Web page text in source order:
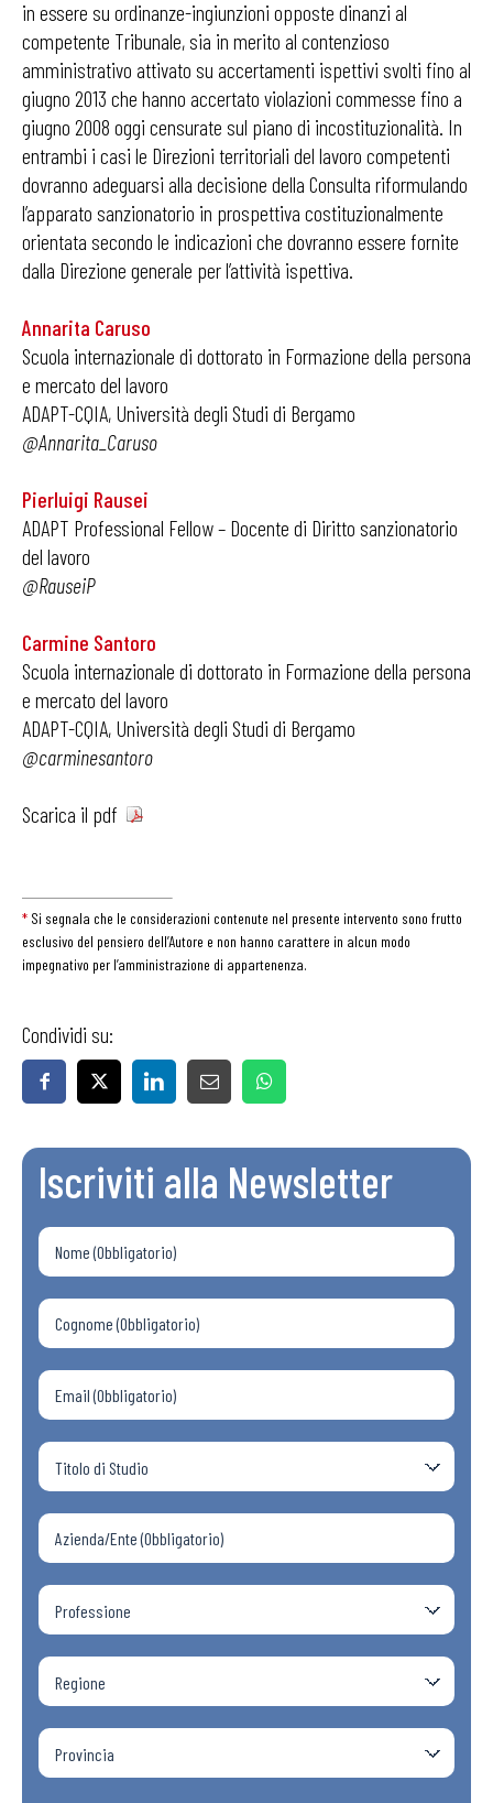
in essere su ordinanze-ingiunzioni opposte dinanzi al
competente Tribunale, sia in merito al contenzioso
amministrativo attivato su accertamenti ispettivi svolti fino al
giugno 2013 che hanno accertato violazioni commesse fino a
giugno 2008 oggi censurate sul piano di incostituzionalità. In
entrambi i casi le Direzioni territoriali del lavoro competenti
dovranno adeguarsi alla decisione della Consulta riformulando
l’apparato sanzionatorio in prospettiva costituzionalmente
orientata secondo le indicazioni che dovranno essere fornite
dalla Direzione generale per l’attività ispettiva.
Annarita Caruso
Scuola internazionale di dottorato in Formazione della persona
e mercato del lavoro
ADAPT-CQIA, Università degli Studi di Bergamo
@Annarita_Caruso
Pierluigi Rausei
ADAPT Professional Fellow – Docente di Diritto sanzionatorio
del lavoro
@RauseiP
Carmine Santoro
Scuola internazionale di dottorato in Formazione della persona
e mercato del lavoro
ADAPT-CQIA, Università degli Studi di Bergamo
@carminesantoro
Scarica il pdf
* Si segnala che le considerazioni contenute nel presente intervento sono frutto
esclusivo del pensiero dell’Autore e non hanno carattere in alcun modo
impegnativo per l’amministrazione di appartenenza.
Condividi su:
Iscriviti alla Newsletter